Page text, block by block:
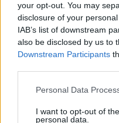
your opt-out. You may
disclosure of your
IAB’s list of downstream
also be disclosed by us to
Downstream Participants
Personal Data
I want to opt-out of
personal data.
6 Αυγούστου 2026
Ν. Χαρδαλιάς: «Με το
Περιφέρεια αποκτά
εργαλείο λογοδοσίας»
Δήμος Αθηναίων: 43
πράσινες και πιο